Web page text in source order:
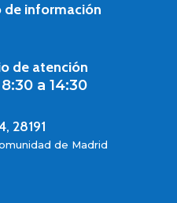
de información
de atención
a 14:30
28191
de Madrid